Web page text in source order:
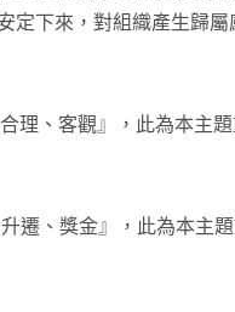
定下來，對組織產生歸
理、客觀』，此為本主
遷、獎金』，此為本主